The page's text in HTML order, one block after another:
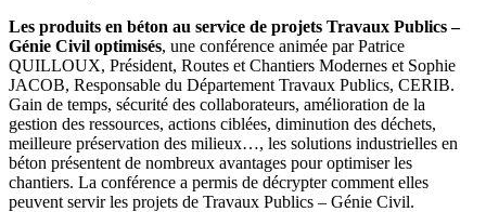
Les produits en béton au service de projets Travaux Publics –
Génie Civil optimisés, une conférence animée par Patrice
QUILLOUX, Président, Routes et Chantiers Modernes et Sophie
JACOB, Responsable du Département Travaux Publics, CERIB.
Gain de temps, sécurité des collaborateurs, amélioration de la
gestion des ressources, actions ciblées, diminution des déchets,
meilleure préservation des milieux…, les solutions industrielles en
béton présentent de nombreux avantages pour optimiser les
chantiers. La conférence a permis de décrypter comment elles
peuvent servir les projets de Travaux Publics – Génie Civil.